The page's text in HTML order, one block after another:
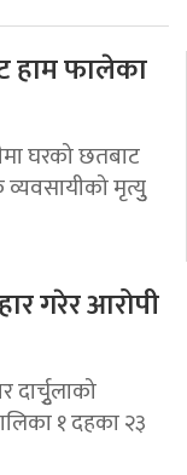
हाम फालेका
घरको छतबाट
मृत्युु
गरेर आरोपी
दार्चुृलाको
१ दहका २३